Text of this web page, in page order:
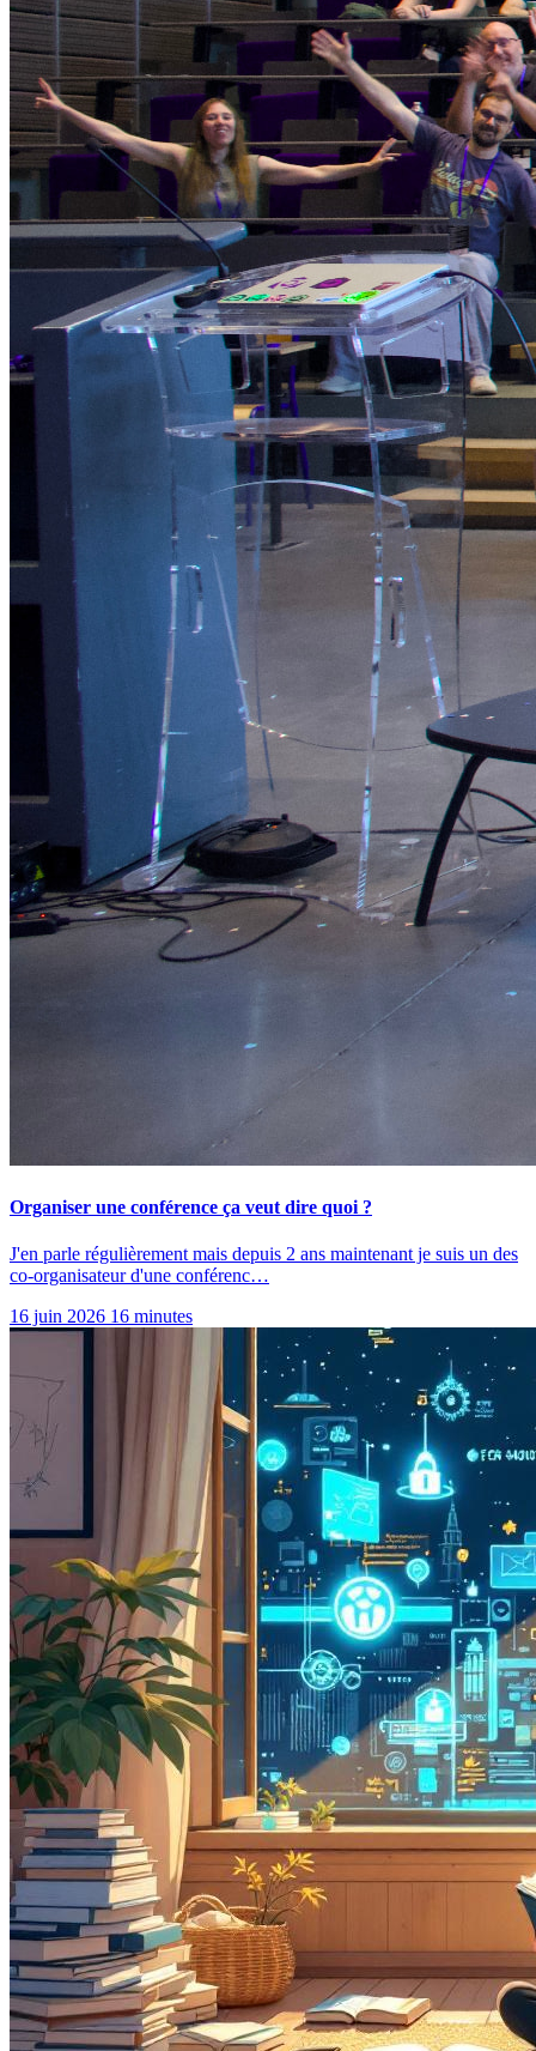
Organiser une conférence ça veut dire quoi ?
J'en parle régulièrement mais depuis 2 ans maintenant je suis un des
co-organisateur d'une conférenc…
16 juin 2026 16 minutes